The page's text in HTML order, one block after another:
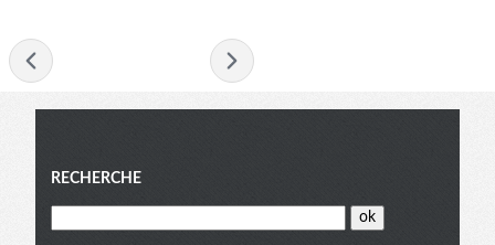
Menu
RECHERCHE